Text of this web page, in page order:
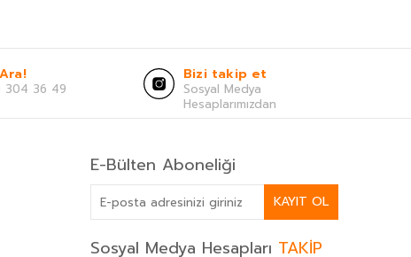
304 36 49
Bizi takip et
Sosyal Medya
Hesaplarımızdan
E-Bülten Aboneliği
KAYIT OL
Sosyal Medya Hesapları TAKİP